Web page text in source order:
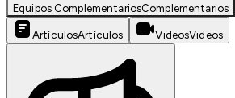
Equipos ComplementariosComplementarios
ArtículosArtículos VideosVideos